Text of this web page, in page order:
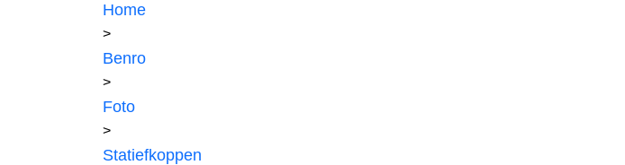
Home
>
Benro
>
Foto
>
Statiefkoppen